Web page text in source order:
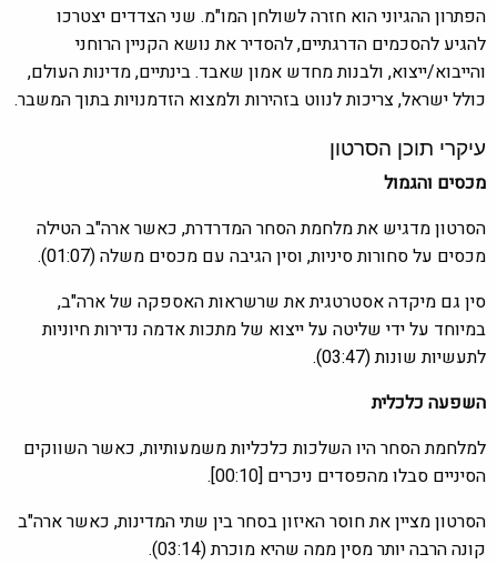
הפתרון ההגיוני הוא חזרה לשולחן המו"מ. שני הצדדים יצטרכו
להגיע להסכמים הדרגתיים, להסדיר את נושא הקניין הרוחני
והייבוא/ייצוא, ולבנות מחדש אמון שאבד. בינתיים, מדינות העולם,
כולל ישראל, צריכות לנווט בזהירות ולמצוא הזדמנויות בתוך המשבר.
עיקרי תוכן הסרטון
מכסים והגמול
הסרטון מדגיש את מלחמת הסחר המדרדרת, כאשר ארה"ב הטילה
מכסים על סחורות סיניות, וסין הגיבה עם מכסים משלה (01:07).
סין גם מיקדה אסטרטגית את שרשראות האספקה של ארה"ב,
במיוחד על ידי שליטה על ייצוא של מתכות אדמה נדירות חיוניות
לתעשיות שונות (03:47).
השפעה כלכלית
למלחמת הסחר היו השלכות כלכליות משמעותיות, כאשר השווקים
הסיניים סבלו מהפסדים ניכרים [00:10].
הסרטון מציין את חוסר האיזון בסחר בין שתי המדינות, כאשר ארה"ב
קונה הרבה יותר מסין ממה שהיא מוכרת (03:14).